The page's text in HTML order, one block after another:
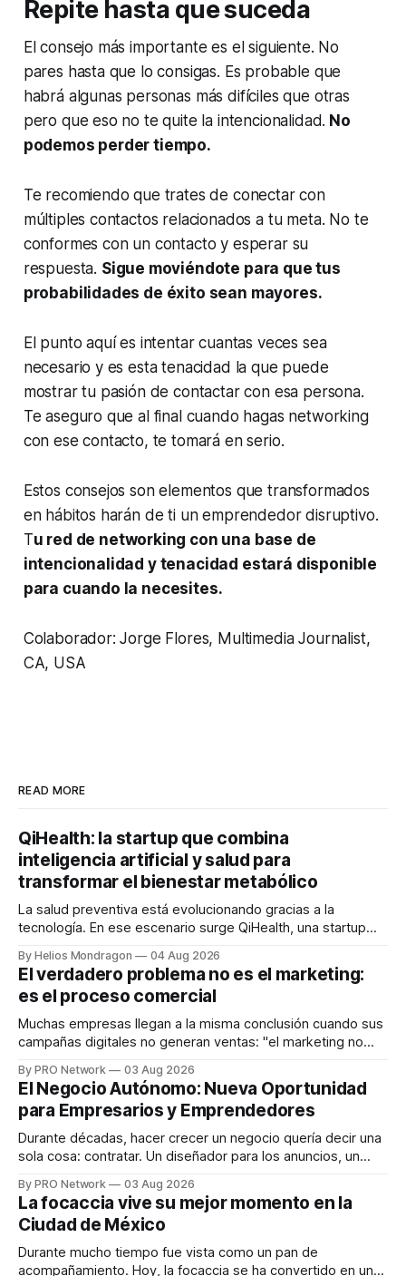
Repite hasta que suceda
El consejo más importante es el siguiente. No
pares hasta que lo consigas. Es probable que
habrá algunas personas más difíciles que otras
pero que eso no te quite la intencionalidad. No
podemos perder tiempo.
Te recomiendo que trates de conectar con
múltiples contactos relacionados a tu meta. No te
conformes con un contacto y esperar su
respuesta. Sigue moviéndote para que tus
probabilidades de éxito sean mayores.
El punto aquí es intentar cuantas veces sea
necesario y es esta tenacidad la que puede
mostrar tu pasión de contactar con esa persona.
Te aseguro que al final cuando hagas networking
con ese contacto, te tomará en serio.
Estos consejos son elementos que transformados
en hábitos harán de ti un emprendedor disruptivo.
Tu red de networking con una base de
intencionalidad y tenacidad estará disponible
para cuando la necesites.
Colaborador: Jorge Flores, Multimedia Journalist,
CA, USA
READ MORE
QiHealth: la startup que combina
inteligencia artificial y salud para
transformar el bienestar metabólico
La salud preventiva está evolucionando gracias a la
tecnología. En ese escenario surge QiHealth, una startup
dispositivos inteligentes, inteligencia artificial y monitoreo
en tiempo real para ayudar a las personas a tomar mejores
decisiones sobre su salud metabólica. Su propuesta busca
responder
By Helios Mondragon 04 Aug 2026
El verdadero problema no es el marketing:
es el proceso comercial
Muchas empresas llegan a la misma conclusión cuando sus
campañas digitales no generan ventas: "el marketing no
INTERIUS, el problema suele estar en otro lugar. Durante
una entrevista para el podcast SER PRO, el especialista en
marketing digital explicó que
By PRO Network 03 Aug 2026
El Negocio Autónomo: Nueva Oportunidad
para Empresarios y Emprendedores
Durante décadas, hacer crecer un negocio quería decir una
sola cosa: contratar. Un diseñador para los anuncios, un
para los textos, alguien que supiera de publicidad digital
para encontrar prospectos, un vendedor para atender
llamadas y mensajes, y —con suerte— una persona
By PRO Network 03 Aug 2026
La focaccia vive su mejor momento en la
Ciudad de México
Durante mucho tiempo fue vista como un pan de
acompañamiento. Hoy, la focaccia se ha convertido en uno